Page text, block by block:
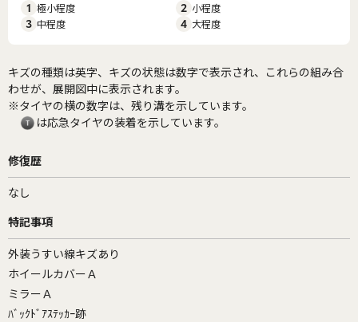
1 極小程度 2 小程度
3 中程度 4 大程度
キズの種類は英字、キズの状態は数字で表示され、これらの組み合
わせが、展開図中に表示されます。
※タイヤの横の数字は、残り溝を示しています。
は応急タイヤの装着を示しています。
修復歴
なし
特記事項
外装うすい線キズあり
ホイールカバーＡ
ミラーＡ
ﾊﾞｯｸﾄﾞｱｽﾃｯｶｰ跡